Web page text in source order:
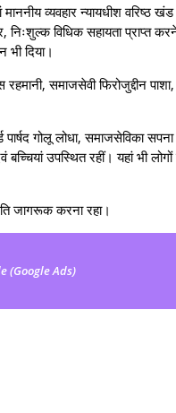
व्यवहार न्यायधीश वरिष्ठ
विधिक सहायता प्राप्त
दिया।
समाजसेवी फिरोजुद्दीन
गोलू लोधा, समाजसेविका सपना
उपस्थित रहीं। यहां भी
जागरूक करना रहा।
(Google Ads)